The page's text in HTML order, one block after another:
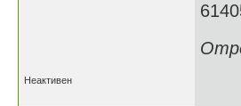
Неактивен